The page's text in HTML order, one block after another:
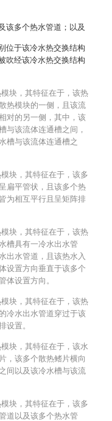
该多个热水管道；以及
位于该冷水热交换结构
吹经该冷水热交换结构
块，其特征在于，该热
热模块的一侧，且该流
对的另一侧，其中，该
与该流体连通槽之间，
槽与该流体连通槽之
块，其特征在于，该多
扁平管状，且该多个热
为相互平行且呈矩阵排
块，其特征在于，该热
槽具有一冷水出水管
出水管道，且该热水入
设置方向垂直于该多个
体设置方向。
块，其特征在于，该热
冷水出水管道穿过于该
设置。
块，其特征在于，该水
，该多个散热鳍片横向
间以及该冷水槽与该流
块，其特征在于，该多
道以及该多个热水管